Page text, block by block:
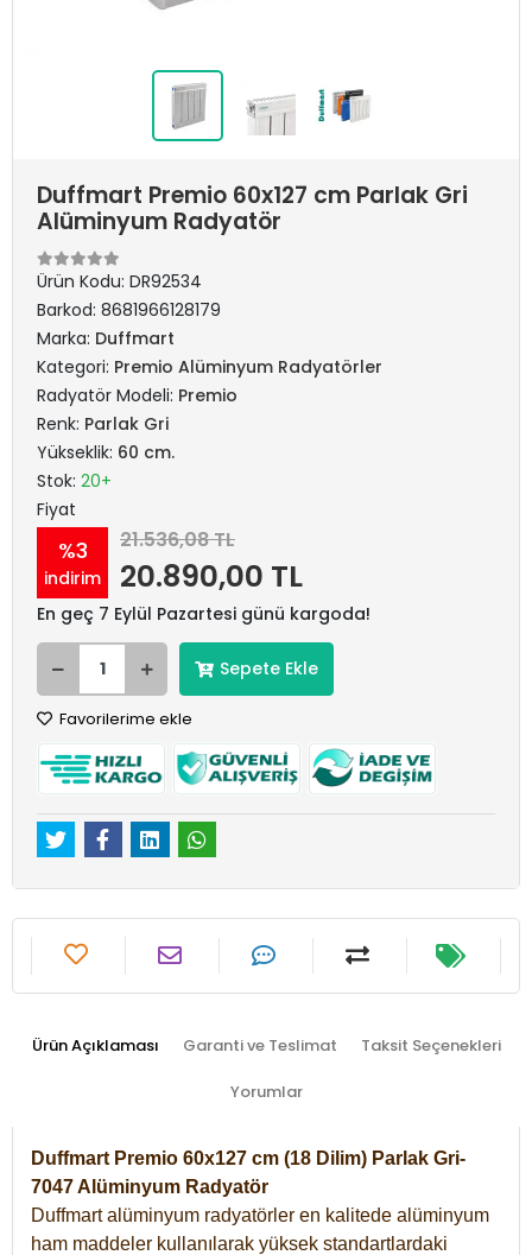
Duffmart Premio 60x127 cm Parlak Gri
Alüminyum Radyatör
Ürün Kodu: DR92534
Barkod: 8681966128179
Marka: Duffmart
Kategori: Premio Alüminyum Radyatörler
Radyatör Modeli: Premio
Renk: Parlak Gri
Yükseklik: 60 cm.
Stok: 20+
Fiyat
%3
indirim
21.536,08 TL
20.890,00 TL
En geç 7 Eylül Pazartesi günü kargoda!
Sepete Ekle
Favorilerime ekle
Ürün Açıklaması Garanti ve Teslimat Taksit Seçenekleri
Yorumlar
Duffmart Premio 60x127 cm (18 Dilim) Parlak Gri-
7047 Alüminyum Radyatör
Duffmart alüminyum radyatörler en kalitede alüminyum
ham maddeler kullanılarak yüksek standartlardaki